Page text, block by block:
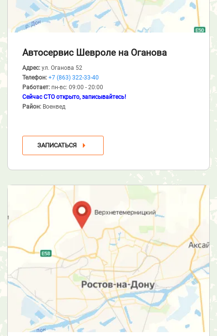
Автосервис Шевроле на Оганова
Адрес: ул. Оганова 52
Телефон: +7 (863) 322-33-40
Работает: пн-вс: 09:00 - 20:00
Сейчас СТО открыто, записывайтесь!
Район: Военвед
ЗАПИСАТЬСЯ